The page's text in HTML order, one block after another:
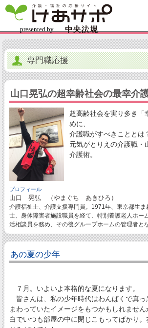
専門職応援
山口晃弘の超幸齢社会の最幸介
超高齢社会を実り多き「
めに、
介護職がすべきこととは
元気がとりえの介護職・
介護術。
プロフィール
山口 晃弘 （やまぐち あきひろ）
介護福祉士、介護支援専門員。1971年、東京都生
士、身体障害者施設職員を経て、特別養護老人ホー
活相談員を務め、その後グループホームの管理者とな
あの夏の少年
７月。いよいよ本格的な夏になります。
皆さんは、私の少年時代はわんぱくで真っ
まわっていたイメージをもつかもしれませ
白でいつも部屋の中に閉じこもってばかり